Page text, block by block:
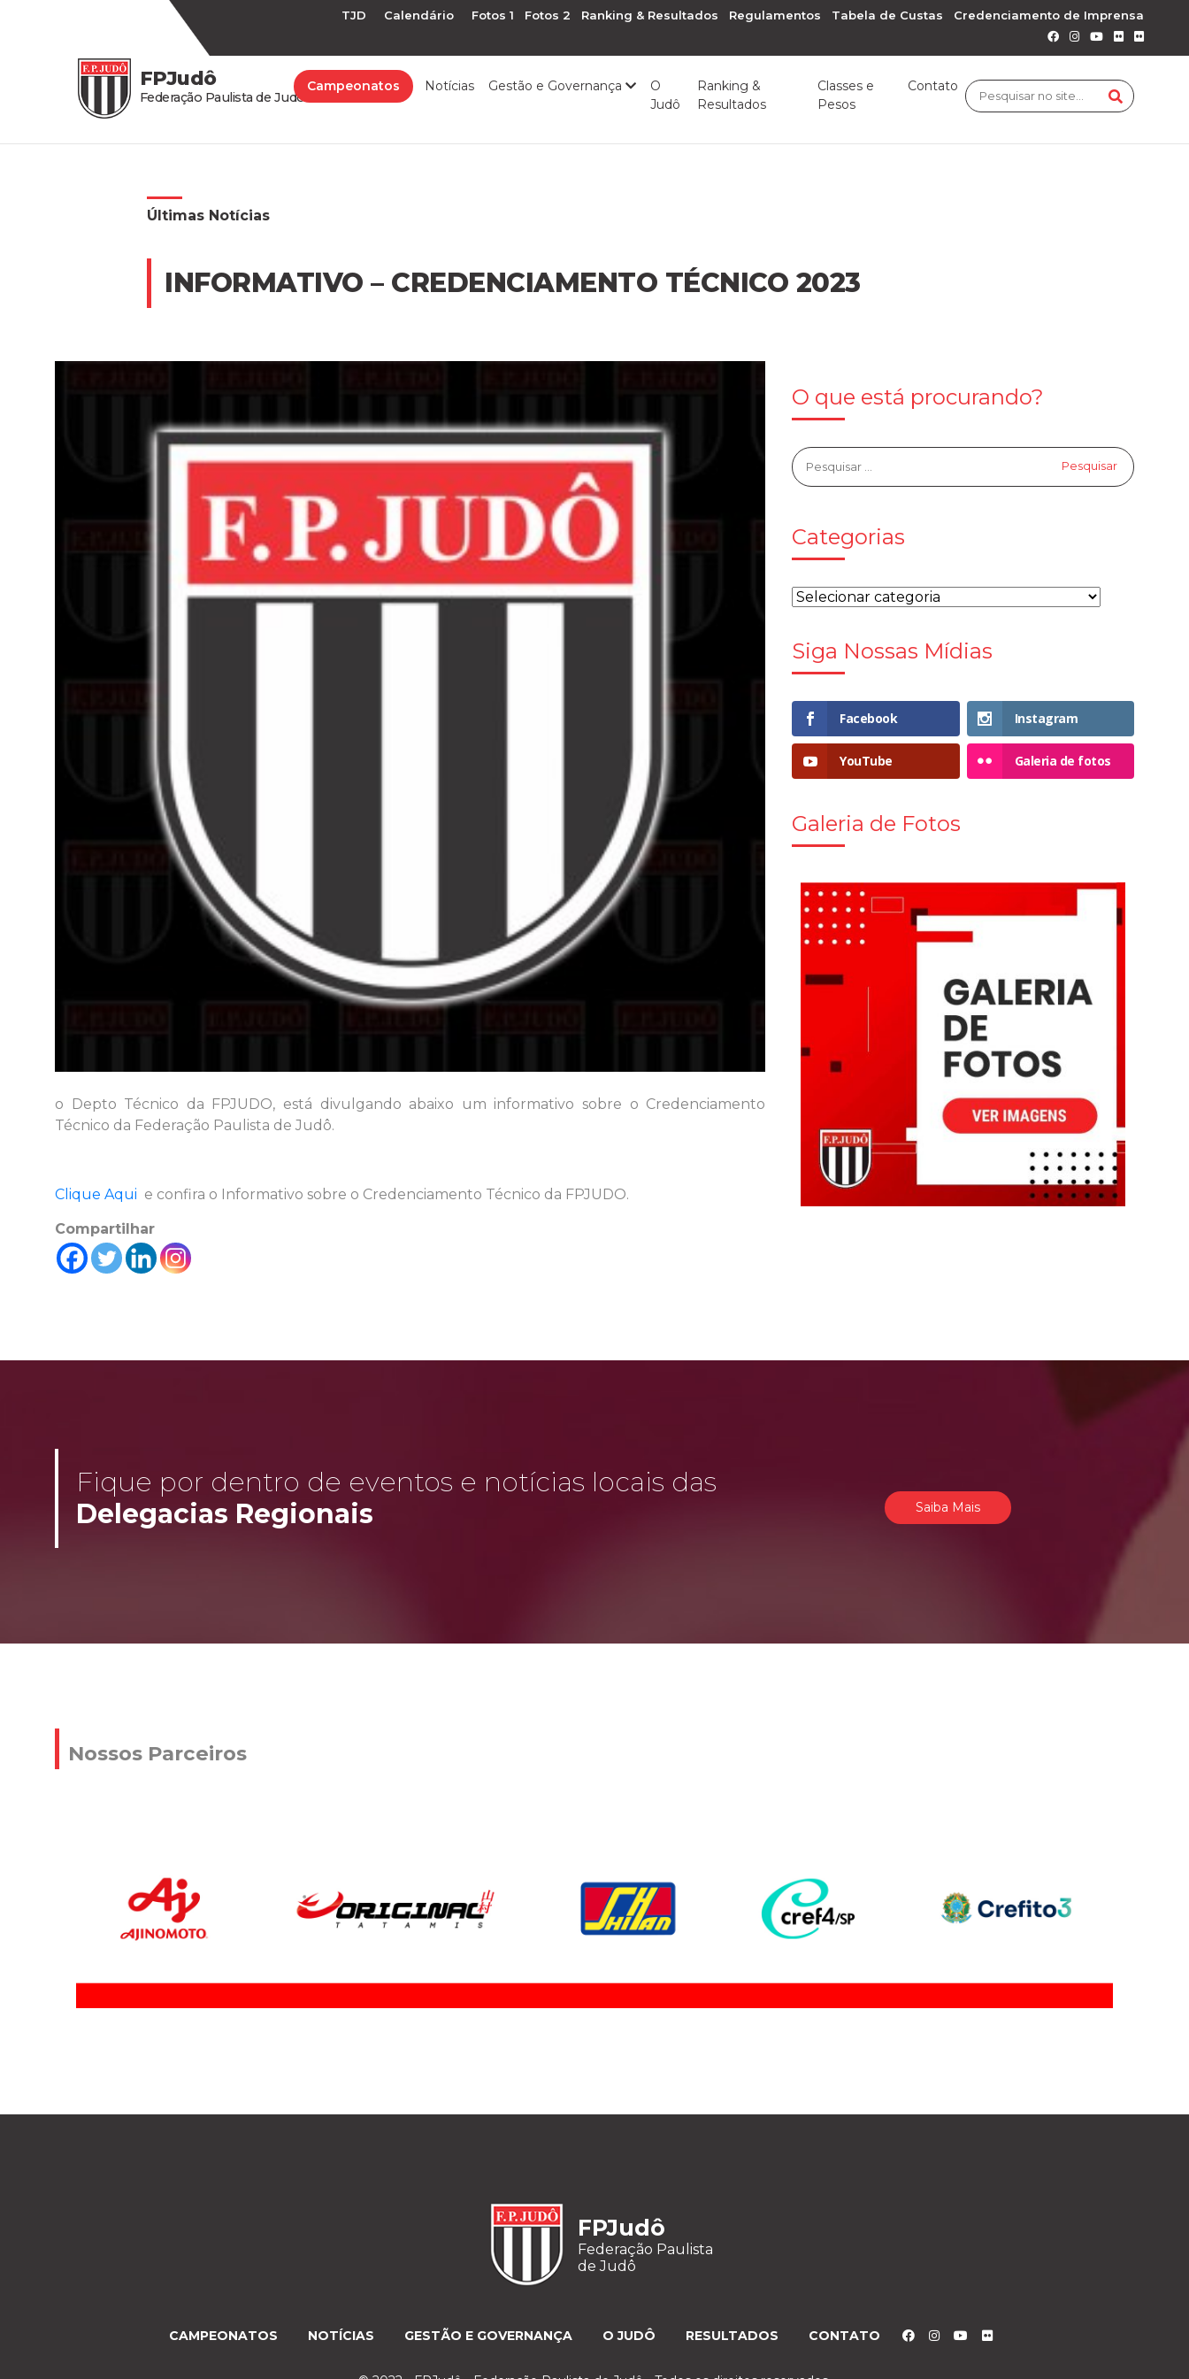
TJD Calendário Fotos 1 Fotos 2 Ranking & Resultados Regulamentos Tabela de Custas Credenciamento de Imprensa
FPJudô
Federação Paulista de Judô
Campeonatos Notícias Gestão e Governança
O
Judô
Ranking &
Resultados
Classes e
Pesos
Contato
Últimas Notícias
INFORMATIVO – CREDENCIAMENTO TÉCNICO 2023
o Depto Técnico da FPJUDO, está divulgando abaixo um informativo sobre o Credenciamento
Técnico da Federação Paulista de Judô.
Clique Aqui e confira o Informativo sobre o Credenciamento Técnico da FPJUDO.
Compartilhar
O que está procurando?
Categorias
Siga Nossas Mídias
Facebook Instagram
YouTube Galeria de fotos
Galeria de Fotos
Fique por dentro de eventos e notícias locais das
Delegacias Regionais
Saiba Mais
Nossos Parceiros
FPJudô
Federação Paulista
de Judô
CAMPEONATOS NOTÍCIAS GESTÃO E GOVERNANÇA O JUDÔ RESULTADOS CONTATO